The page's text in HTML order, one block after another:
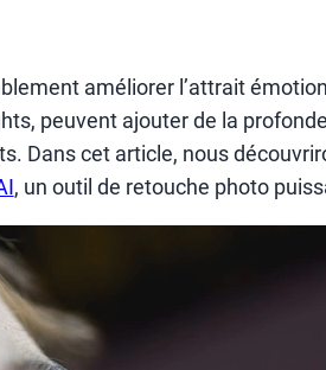
améliorer l’attrait
peuvent ajouter de la
Dans cet article, nous
, un outil de retouche photo